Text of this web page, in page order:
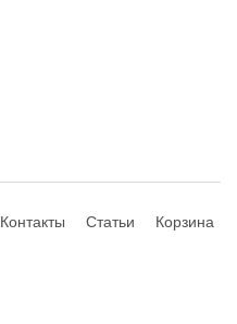
Контакты Статьи Корзина